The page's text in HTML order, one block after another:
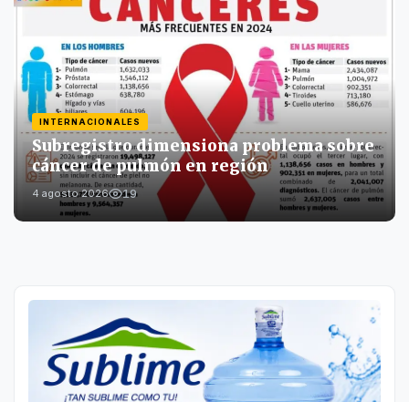
INTERNACIONALES
Subregistro dimensiona problema sobre
cáncer de pulmón en región
4 agosto 2026 19